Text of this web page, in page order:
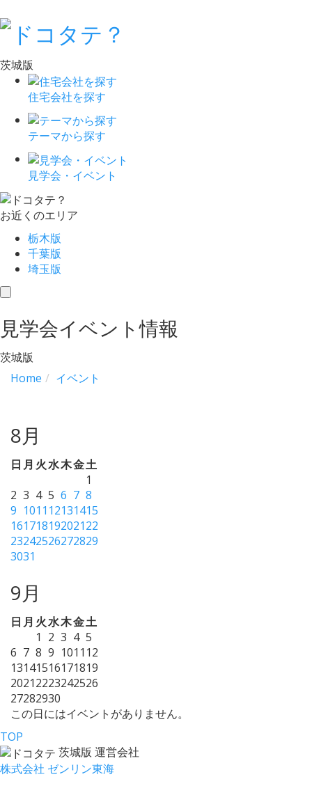
茨城版
住宅会社を探す
テーマから探す
見学会・イベント
お近くのエリア
栃木版
千葉版
埼玉版
toggle
見学会イベント情報
茨城版
Home
イベント
8月
日 月 火水木金土
1
2 3 4 5 6 7 8
9 1011 12131415
16171819202122
23242526272829
3031
9月
日 月 火水木金土
1 2 3 4 5
6 7 8 9 1011 12
13141516171819
20212223242526
27282930
この日にはイベントがありません。
TOP
茨城版 運営会社
株式会社 ゼンリン東海